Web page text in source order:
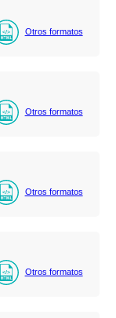
Otros formatos
Otros formatos
Otros formatos
Otros formatos